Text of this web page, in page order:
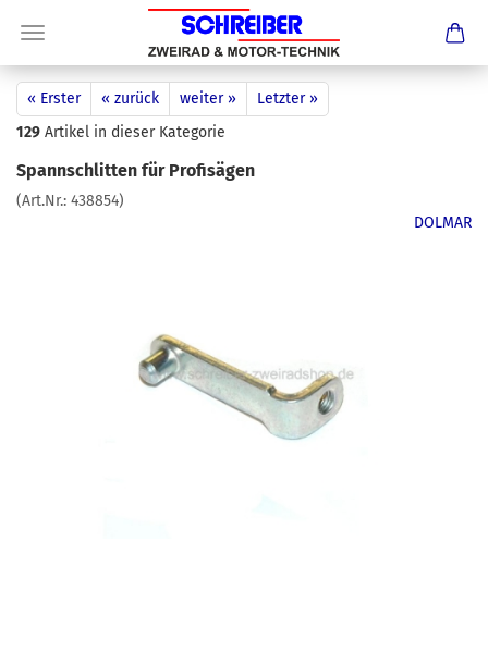
« Erster « zurück weiter »
Letzter »
129 Artikel in dieser Kategorie
Spannschlitten für Profisägen
(Art.Nr.: 438854)
DOLMAR